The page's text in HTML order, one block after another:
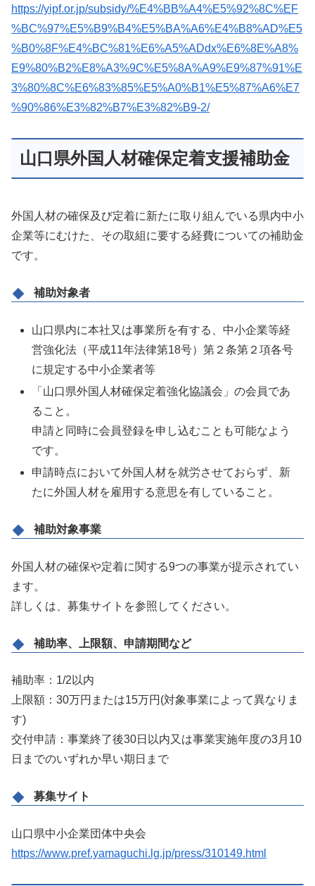
https://yipf.or.jp/subsidy/%E4%BB%A4%E5%92%8C%EF
%BC%97%E5%B9%B4%E5%BA%A6%E4%B8%AD%E5
%B0%8F%E4%BC%81%E6%A5%ADdx%E6%8E%A8%
E9%80%B2%E8%A3%9C%E5%8A%A9%E9%87%91%E
3%80%8C%E6%83%85%E5%A0%B1%E5%87%A6%E7
%90%86%E3%82%B7%E3%82%B9-2/
山口県外国人材確保定着支援補助金
外国人材の確保及び定着に新たに取り組んでいる県内中小
企業等にむけた、その取組に要する経費についての補助金
です。
補助対象者
山口県内に本社又は事業所を有する、中小企業等経
営強化法（平成11年法律第18号）第２条第２項各号
に規定する中小企業者等
「山口県外国人材確保定着強化協議会」の会員であ
ること。
申請と同時に会員登録を申し込むことも可能なよう
です。
申請時点において外国人材を就労させておらず、新
たに外国人材を雇用する意思を有していること。
補助対象事業
外国人材の確保や定着に関する9つの事業が提示されてい
ます。
詳しくは、募集サイトを参照してください。
補助率、上限額、申請期間など
補助率：1/2以内
上限額：30万円または15万円(対象事業によって異なりま
す)
交付申請：事業終了後30日以内又は事業実施年度の3月10
日までのいずれか早い期日まで
募集サイト
山口県中小企業団体中央会
https://www.pref.yamaguchi.lg.jp/press/310149.html